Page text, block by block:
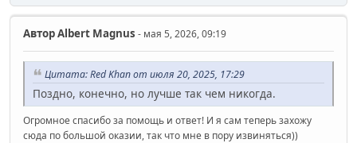
АвторAlbert Magnus - мая 5, 2026, 09:19
Цитата: Red Khan от июля 20, 2025, 17:29
Поздно, конечно, но лучше так чем никогда.
Огромное спасибо за помощь и ответ! И я сам теперь захожу
сюда по большой оказии, так что мне в пору извиняться))